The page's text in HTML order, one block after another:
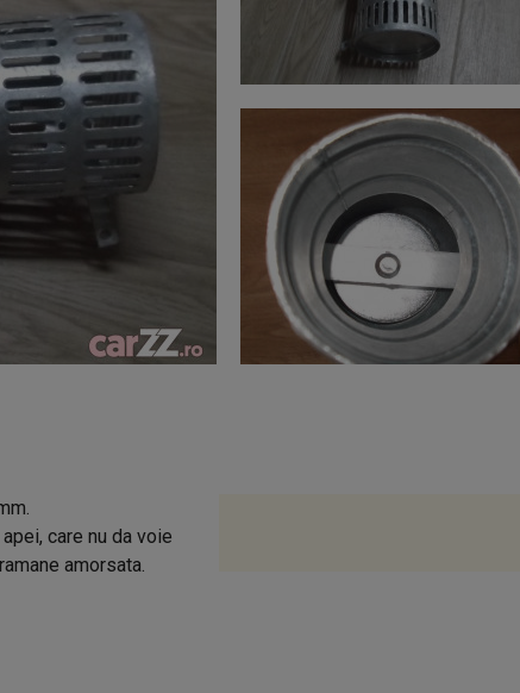
care nu da voie
amorsata.